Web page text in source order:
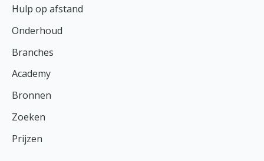
Hulp op afstand
Onderhoud
Branches
Academy
Bronnen
Zoeken
Prijzen